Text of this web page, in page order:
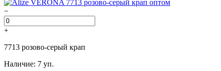
−
+
7713 розово-серый крап
Наличие: 7 уп.